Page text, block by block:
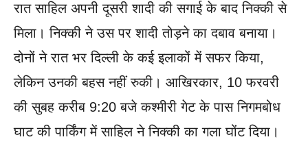
रात साहिल अपनी दूसरी शादी की सगाई के बाद निक्की से
मिला। निक्की ने उस पर शादी तोड़ने का दबाव बनाया।
दोनों ने रात भर दिल्ली के कई इलाकों में सफर किया,
लेकिन उनकी बहस नहीं रुकी। आखिरकार, 10 फरवरी
की सुबह करीब 9:20 बजे कश्मीरी गेट के पास निगमबोध
घाट की पार्किंग में साहिल ने निक्की का गला घोंट दिया।